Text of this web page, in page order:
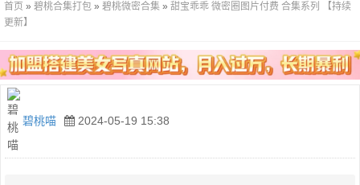
首页 » 碧桃合集打包 » 碧桃微密合集 » 甜宝乖乖 微密圈图片付费 合集系列 【持续
更新】
碧桃喵 2024-05-19 15:38